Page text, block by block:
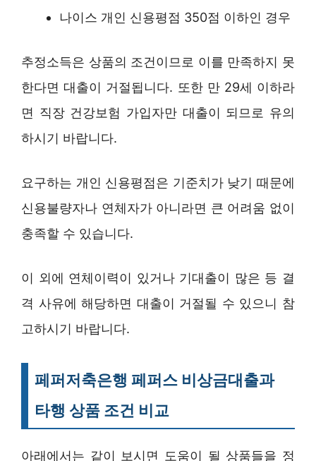
나이스 개인 신용평점 350점 이하인 경우
추정소득은 상품의 조건이므로 이를 만족하지 못
한다면 대출이 거절됩니다. 또한 만 29세 이하라
면 직장 건강보험 가입자만 대출이 되므로 유의
하시기 바랍니다.
요구하는 개인 신용평점은 기준치가 낮기 때문에
신용불량자나 연체자가 아니라면 큰 어려움 없이
충족할 수 있습니다.
이 외에 연체이력이 있거나 기대출이 많은 등 결
격 사유에 해당하면 대출이 거절될 수 있으니 참
고하시기 바랍니다.
페퍼저축은행 페퍼스 비상금대출과
타행 상품 조건 비교
아래에서는 같이 보시면 도움이 될 상품들을 정